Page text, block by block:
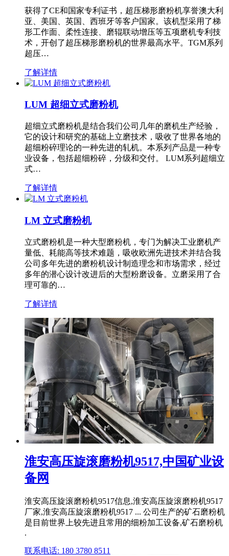
获得了CE和国家专利证书，超压梯形磨粉机享誉澳大利
亚、美国、英国、西班牙等客户国家。该机型采用了梯
形工作面、柔性连接、磨辊联动增压等五项磨机专利技
术，开创了超压梯形磨粉机的世界最高水平。TGM系列
超压…
了解详情
LUM 超细立式磨粉机
超细立式磨粉机是结合我们公司几年的磨机生产经验，
它的设计和研究的基础上立磨技术，吸收了世界各地的
超细粉碎理论的一种先进的轧机。本系列产品是一种专
业设备，包括超细粉碎，分级和交付。 LUM系列超细立
式…
了解详情
LM 立式磨粉机
立式磨粉机是一种大型磨粉机，专门为解决工业磨机产
量低、耗能高等技术难题，吸收欧洲先进技术并结合我
公司多年先进的磨粉机设计制造理念和市场需求，经过
多年的潜心设计改进后的大型粉磨设备。立磨采用了合
理可靠的…
了解详情
淮安高压旋滚磨粉机9517,中国矿业设
备网
淮安高压旋滚磨粉机9517信息,淮安高压旋滚磨粉机9517
厂家,淮安高压旋滚磨粉机9517 ... 公司生产的矿石磨粉机
是目前世界上较先进且常用的细粉加工设备,矿石磨粉机
.
联系电话: 180 3780 8511